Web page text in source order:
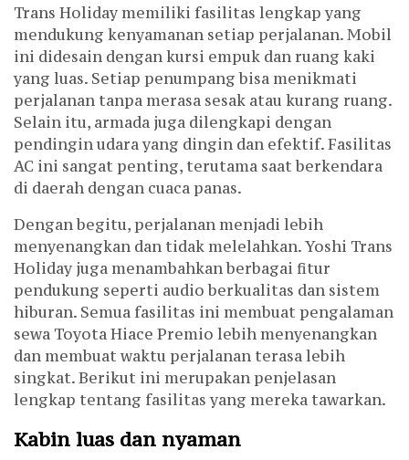
Trans Holiday memiliki fasilitas lengkap yang
mendukung kenyamanan setiap perjalanan. Mobil
ini didesain dengan kursi empuk dan ruang kaki
yang luas. Setiap penumpang bisa menikmati
perjalanan tanpa merasa sesak atau kurang ruang.
Selain itu, armada juga dilengkapi dengan
pendingin udara yang dingin dan efektif. Fasilitas
AC ini sangat penting, terutama saat berkendara
di daerah dengan cuaca panas.
Dengan begitu, perjalanan menjadi lebih
menyenangkan dan tidak melelahkan. Yoshi Trans
Holiday juga menambahkan berbagai fitur
pendukung seperti audio berkualitas dan sistem
hiburan. Semua fasilitas ini membuat pengalaman
sewa Toyota Hiace Premio lebih menyenangkan
dan membuat waktu perjalanan terasa lebih
singkat. Berikut ini merupakan penjelasan
lengkap tentang fasilitas yang mereka tawarkan.
Kabin luas dan nyaman